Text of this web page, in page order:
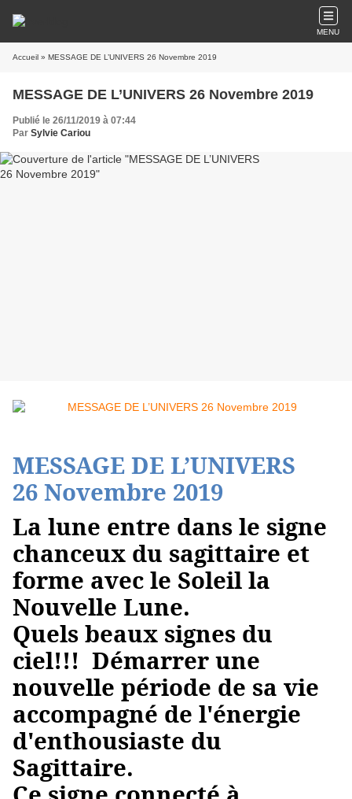
MENU
Accueil » MESSAGE DE L’UNIVERS 26 Novembre 2019
MESSAGE DE L’UNIVERS 26 Novembre 2019
Publié le 26/11/2019 à 07:44
Par Sylvie Cariou
MESSAGE DE L’UNIVERS
26 Novembre 2019
La lune entre dans le signe
chanceux du sagittaire et
forme avec le Soleil la
Nouvelle Lune.
Quels beaux signes du
ciel!!! Démarrer une
nouvelle période de sa vie
accompagné de l'énergie
d'enthousiaste du
Sagittaire.